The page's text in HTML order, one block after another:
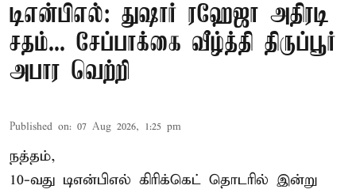
டிஎன்பிஎல்: துஷார் ரஹேஜா அதிரடி
சதம்... சேப்பாக்கை வீழ்த்தி திருப்பூர்
அபார வெற்றி
Published on: 07 Aug 2026, 1:25 pm
நத்தம்,
10-வது டிஎன்பிஎல் கிரிக்கெட் தொடரில் இன்று